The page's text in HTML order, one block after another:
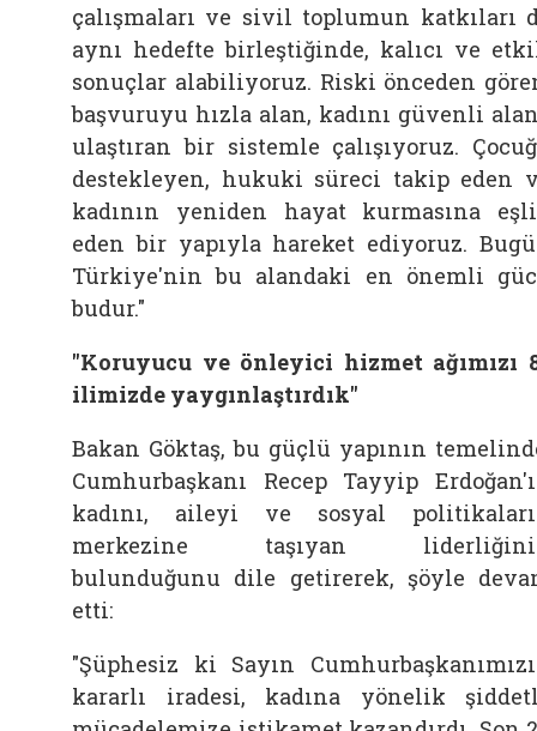
çalışmaları ve sivil toplumun katkıları
aynı hedefte birleştiğinde, kalıcı ve
sonuçlar alabiliyoruz. Riski önceden
başvuruyu hızla alan, kadını güvenli
ulaştıran bir sistemle çalışıyoruz.
destekleyen, hukuki süreci takip eden
kadının yeniden hayat kurmasına
eden bir yapıyla hareket ediyoruz.
Türkiye'nin bu alandaki en önemli
budur."
"Koruyucu ve önleyici hizmet ağımızı
ilimizde yaygınlaştırdık"
Bakan Göktaş, bu güçlü yapının
Cumhurbaşkanı Recep Tayyip
kadını, aileyi ve sosyal
merkezine taşıyan
bulunduğunu dile getirerek, şöyle
etti:
"Şüphesiz ki Sayın
kararlı iradesi, kadına yönelik